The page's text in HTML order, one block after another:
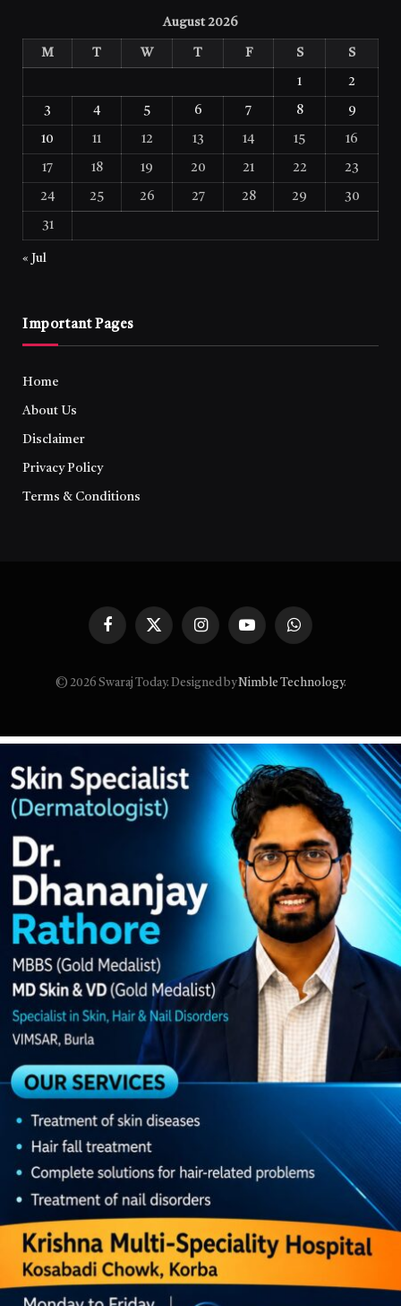
August 2026
M T W T F S S
1 2
3 4 5 6 7 8 9
10 11 12 13 14 15 16
17 18 19 20 21 22 23
24 25 26 27 28 29 30
31
« Jul
Important Pages
Home
About Us
Disclaimer
Privacy Policy
Terms & Conditions
FacebookX
InstagramYouTubeWhatsApp
© 2026 Swaraj Today. Designed byNimble Technology.